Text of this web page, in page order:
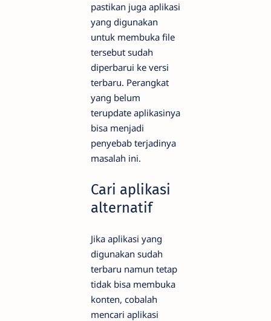
pastikan juga aplikasi
yang digunakan
untuk membuka file
tersebut sudah
diperbarui ke versi
terbaru. Perangkat
yang belum
terupdate aplikasinya
bisa menjadi
penyebab terjadinya
masalah ini.
Cari aplikasi
alternatif
Jika aplikasi yang
digunakan sudah
terbaru namun tetap
tidak bisa membuka
konten, cobalah
mencari aplikasi